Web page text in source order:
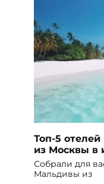
Топ-5
из Москвы в
Собрали для
Мальдивы из